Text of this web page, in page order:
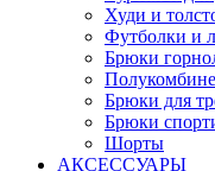
Худи и
Футболки и
Брюки
Брюки для
Брюки
Шорты
АКСЕССУАРЫ